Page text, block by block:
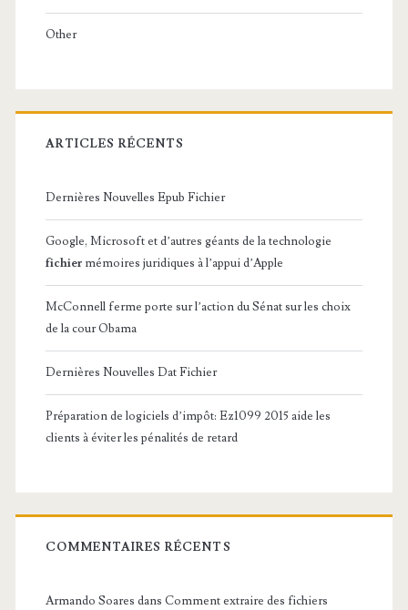
Other
ARTICLES RÉCENTS
Dernières Nouvelles Epub Fichier
Google, Microsoft et d’autres géants de la technologie
fichier mémoires juridiques à l’appui d’Apple
McConnell ferme porte sur l’action du Sénat sur les choix
de la cour Obama
Dernières Nouvelles Dat Fichier
Préparation de logiciels d’impôt: Ez1099 2015 aide les
clients à éviter les pénalités de retard
COMMENTAIRES RÉCENTS
Armando Soares dans Comment extraire des fichiers